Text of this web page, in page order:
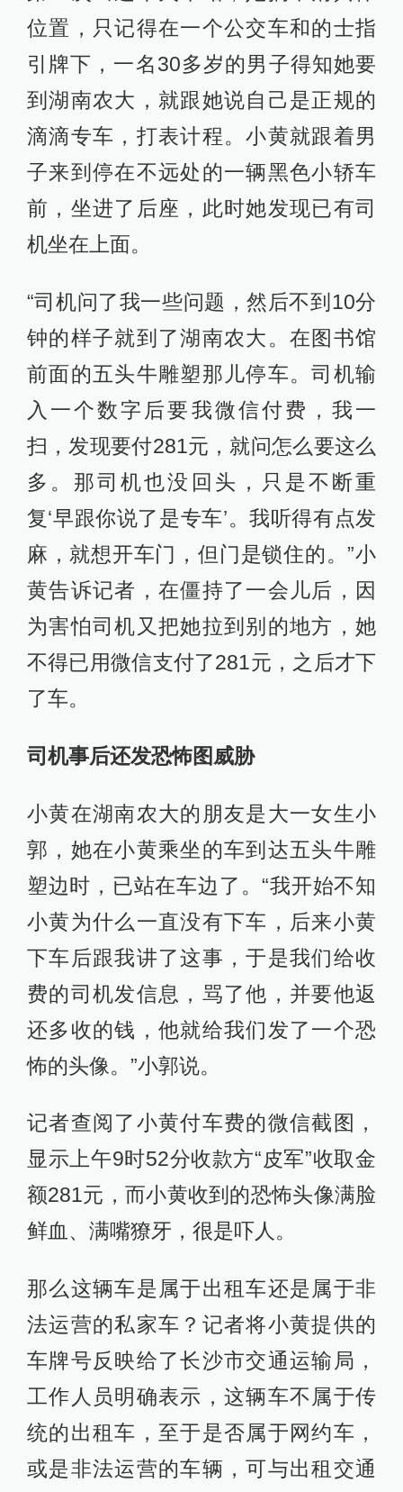
位置，只记得在一个公交车和的士指
引牌下，一名30多岁的男子得知她要
到湖南农大，就跟她说自己是正规的
滴滴专车，打表计程。小黄就跟着男
子来到停在不远处的一辆黑色小轿车
前，坐进了后座，此时她发现已有司
机坐在上面。
“司机问了我一些问题，然后不到10分
钟的样子就到了湖南农大。在图书馆
前面的五头牛雕塑那儿停车。司机输
入一个数字后要我微信付费，我一
扫，发现要付281元，就问怎么要这么
多。那司机也没回头，只是不断重
复‘早跟你说了是专车’。我听得有点发
麻，就想开车门，但门是锁住的。”小
黄告诉记者，在僵持了一会儿后，因
为害怕司机又把她拉到别的地方，她
不得已用微信支付了281元，之后才下
了车。
司机事后还发恐怖图威胁
小黄在湖南农大的朋友是大一女生小
郭，她在小黄乘坐的车到达五头牛雕
塑边时，已站在车边了。“我开始不知
小黄为什么一直没有下车，后来小黄
下车后跟我讲了这事，于是我们给收
费的司机发信息，骂了他，并要他返
还多收的钱，他就给我们发了一个恐
怖的头像。”小郭说。
记者查阅了小黄付车费的微信截图，
显示上午9时52分收款方“皮军”收取金
额281元，而小黄收到的恐怖头像满脸
鲜血、满嘴獠牙，很是吓人。
那么这辆车是属于出租车还是属于非
法运营的私家车？记者将小黄提供的
车牌号反映给了长沙市交通运输局，
工作人员明确表示，这辆车不属于传
统的出租车，至于是否属于网约车，
或是非法运营的车辆，可与出租交通